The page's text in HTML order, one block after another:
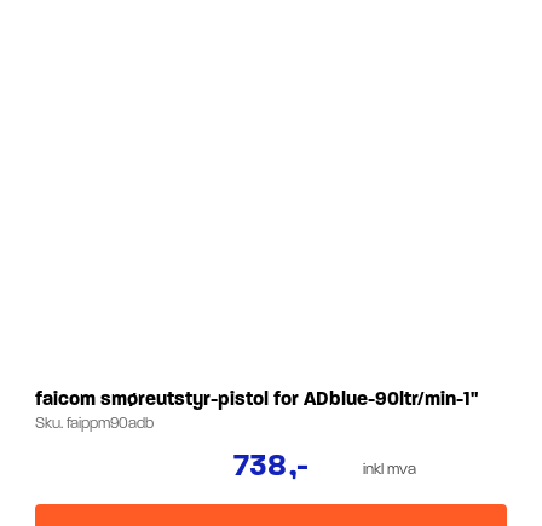
faicom smøreutstyr-pistol for ADblue-90ltr/min-1"
Sku.faippm90adb
738,- inkl mva